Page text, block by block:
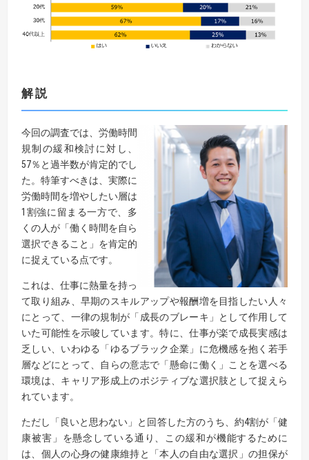
解説
今回の調査では、労働時間
規制の緩和検討に対し、
57％と過半数が肯定的でし
た。特筆すべきは、実際に
労働時間を増やしたい層は
1割強に留まる一方で、多
くの人が「働く時間を自ら
選択できること」を肯定的
に捉えている点です。
これは、仕事に熱量を持っ
て取り組み、早期のスキルアップや報酬増を目指したい人々
にとって、一律の規制が「成長のブレーキ」として作用して
いた可能性を示唆しています。特に、仕事が楽で成長実感は
乏しい、いわゆる「ゆるブラック企業」に危機感を抱く若手
層などにとって、自らの意志で「懸命に働く」ことを選べる
環境は、キャリア形成上のポジティブな選択肢として捉えら
れています。
ただし「良いと思わない」と回答した方のうち、約4割が「健
康被害」を懸念している通り、この緩和が機能するために
は、個人の心身の健康維持と「本人の自由な選択」の担保が